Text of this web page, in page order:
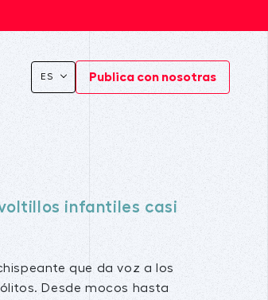
ES Publica con nosotras
infantiles casi
que da voz a los
Desde mocos hasta